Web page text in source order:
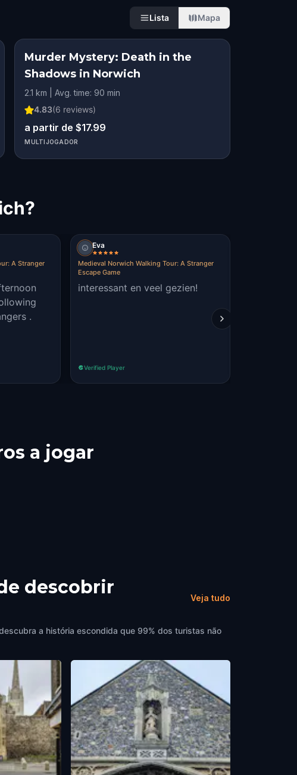
Lista Mapa
Murder Mystery: Death in the
Shadows in Norwich
2.1 km | Avg. time: 90 min
4.83(6 reviews)
a partir de $17.99
MULTIJOGADOR
A Stranger
.
Eva
Medieval Norwich Walking Tour: A Stranger
Escape Game
interessant en veel gezien!
Verified Player
a jogar
descobrir
Veja tudo
a história escondida que 99% dos turistas não